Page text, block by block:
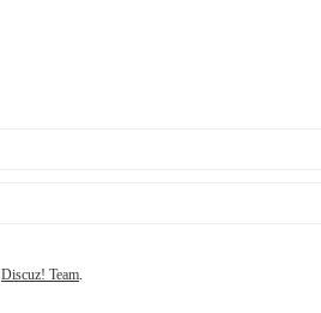
Discuz! Team.